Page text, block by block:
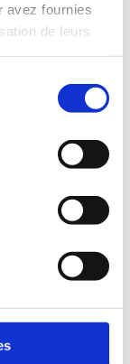
avez fournies
de leurs
du soutien de
de Dijon,
21,
– Vendredi